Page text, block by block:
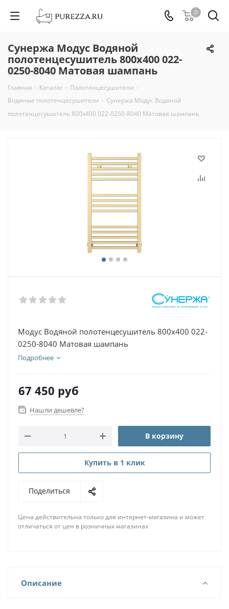
0
Сунержа Модус Водяной
полотенцесушитель 800х400 022-
0250-8040 Матовая шампань
Главная - Каталог - Полотенцесушители -
Водяные полотенцесушители - Сунержа Модус Водяной
полотенцесушитель 800х400 022-0250-8040 Матовая шампань
Модус Водяной полотенцесушитель 800х400 022-
0250-8040 Матовая шампань
Подробнее
67 450 руб
Нашли дешевле?
В корзину
Купить в 1 клик
Поделиться
Цена действительна только для интернет-магазина и может
отличаться от цен в розничных магазинах
Описание